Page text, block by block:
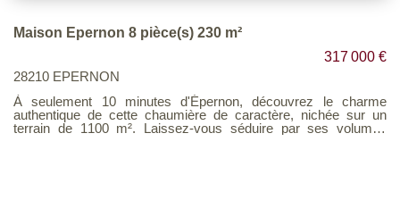
Maison Epernon 8 pièce(s) 230 m²
317 000 €
28210 EPERNON
À seulement 10 minutes d'Épernon, découvrez le charme
authentique de cette chaumière de caractère, nichée sur un
terrain de 1100 m². Laissez-vous séduire par ses volumes